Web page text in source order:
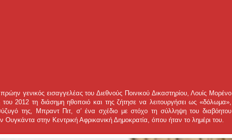
γενικός εισαγγελέας του Διεθνούς Ποινικού Δικαστηρίου, Λουίς Μορένο
2012 τη διάσημη ηθοποιό και της ζήτησε να λειτουργήσει ως «δόλωμα»,
της, Μπραντ Πιτ, σ’ ένα σχέδιο με στόχο τη σύλληψη του διαβόητου
στην Κεντρική Αφρικανική Δημοκρατία, όπου ήταν το λημέρι του.